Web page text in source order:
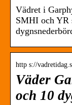
Vädret i
SMHI och YR
http s://
Väder
och 10